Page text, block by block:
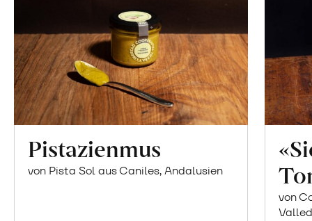
Pistazienmus
von Pista Sol aus Caniles, Andalusien
von